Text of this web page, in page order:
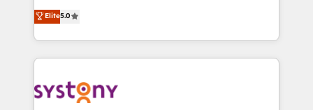
Year LATAM 2022, 2023, 2024, 2025. • Partner of the
Year 2024. • Organizer of Aliados.ai (AI, marketing &
you grow faster, smarter, and with impact.
helps mid-market revenue teams transform how
they sell, market, and serve. We don't just build your
HubSpot—we teach your team to own it, then stay
to help you keep winning. What We Do ⚙️ CRM
Data & Content 📈 Sales & Marketing Alignment +
Elite5.0